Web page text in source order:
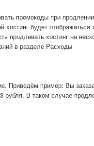
промокоды при
хостинг будет отображаться
продлевать хостинг на
в разделе Расходы
Приведём пример: Вы
рубля. В таком случае